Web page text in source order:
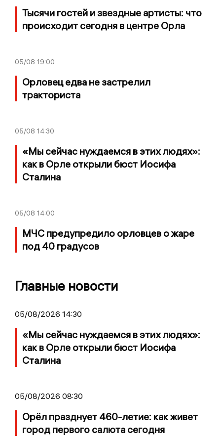
Тысячи гостей и звездные артисты: что
происходит сегодня в центре Орла
05/08 19:00
Орловец едва не застрелил
тракториста
05/08 14:30
«Мы сейчас нуждаемся в этих людях»:
как в Орле открыли бюст Иосифа
Сталина
05/08 14:00
МЧС предупредило орловцев о жаре
под 40 градусов
Главные новости
05/08/2026 14:30
«Мы сейчас нуждаемся в этих людях»:
как в Орле открыли бюст Иосифа
Сталина
05/08/2026 08:30
Орёл празднует 460-летие: как живет
город первого салюта сегодня